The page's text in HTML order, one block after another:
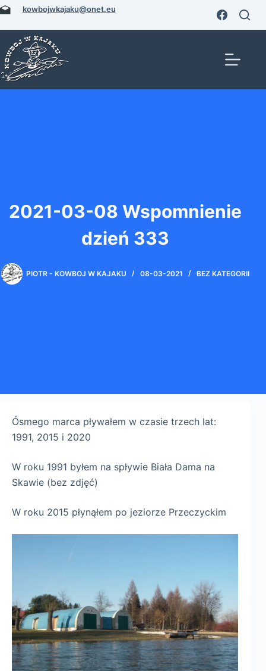
Przejdź
treści
kowbojwkajaku@onet.eu
2021-03-08 Wspomnienie
dzień 333
PIOTR - KOWBOJ W KAJAKU 08-03-2021 BEZ KATEGORII
Ósmego marca pływałem w czasie trzech lat:
1991, 2015 i 2020
W roku 1991 byłem na spływie Biała Dama na
Skawie (bez zdjęć)
W roku 2015 płynąłem po jeziorze Przeczyckim